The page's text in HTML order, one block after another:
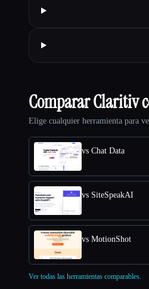
Comparar Claritiv
Elige cualquier herramienta para
vs Chat Data
vs SiteSpeakAI
vs MotionShot
Ver todas las herramientas comparables.